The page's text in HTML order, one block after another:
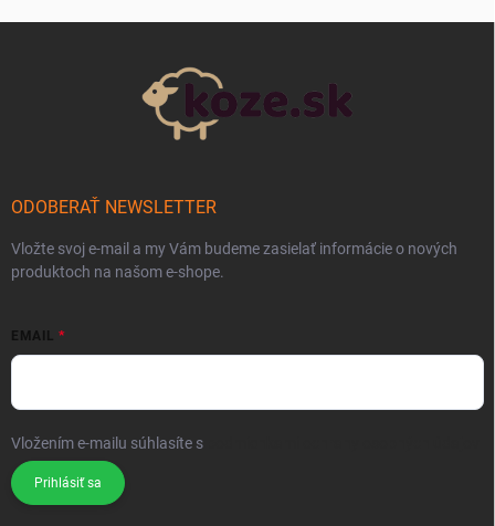
ODOBERAŤ NEWSLETTER
Vložte svoj e-mail a my Vám budeme zasielať informácie o nových
produktoch na našom e-shope.
EMAIL
Vložením e-mailu súhlasíte s
Prihlásiť sa